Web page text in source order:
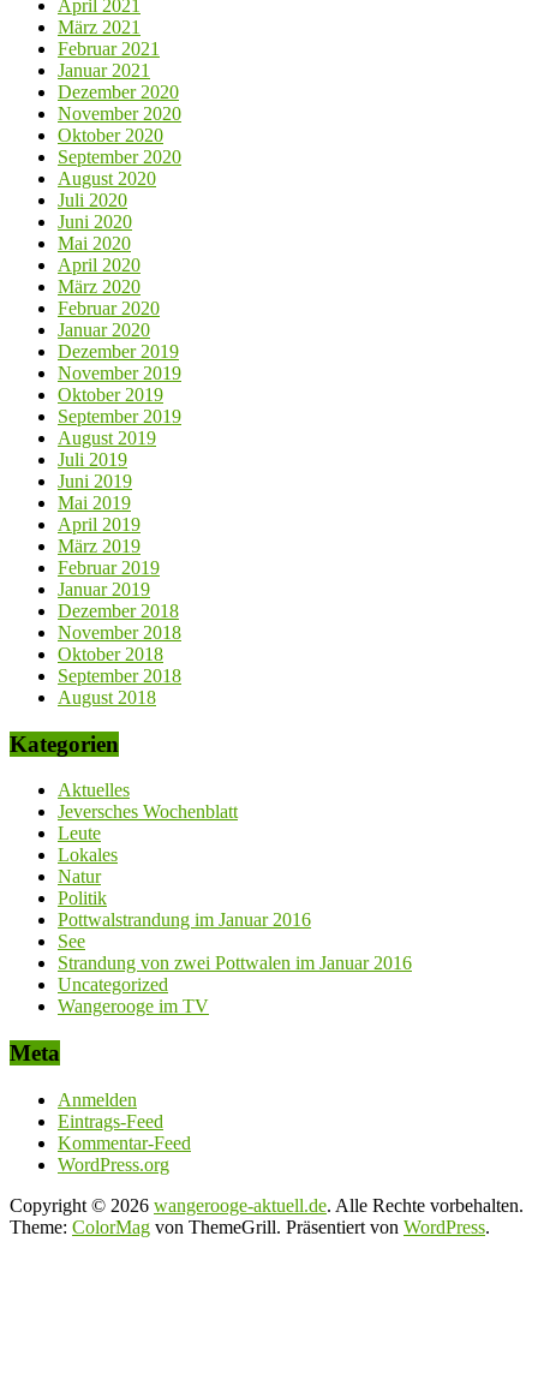
April 2021
März 2021
Februar 2021
Januar 2021
Dezember 2020
November 2020
Oktober 2020
September 2020
August 2020
Juli 2020
Juni 2020
Mai 2020
April 2020
März 2020
Februar 2020
Januar 2020
Dezember 2019
November 2019
Oktober 2019
September 2019
August 2019
Juli 2019
Juni 2019
Mai 2019
April 2019
März 2019
Februar 2019
Januar 2019
Dezember 2018
November 2018
Oktober 2018
September 2018
August 2018
Kategorien
Aktuelles
Jeversches Wochenblatt
Leute
Lokales
Natur
Politik
Pottwalstrandung im Januar 2016
See
Strandung von zwei Pottwalen im Januar 2016
Uncategorized
Wangerooge im TV
Meta
Anmelden
Eintrags-Feed
Kommentar-Feed
WordPress.org
Copyright © 2026 wangerooge-aktuell.de. Alle Rechte vorbehalten.
Theme: ColorMag von ThemeGrill. Präsentiert von WordPress.